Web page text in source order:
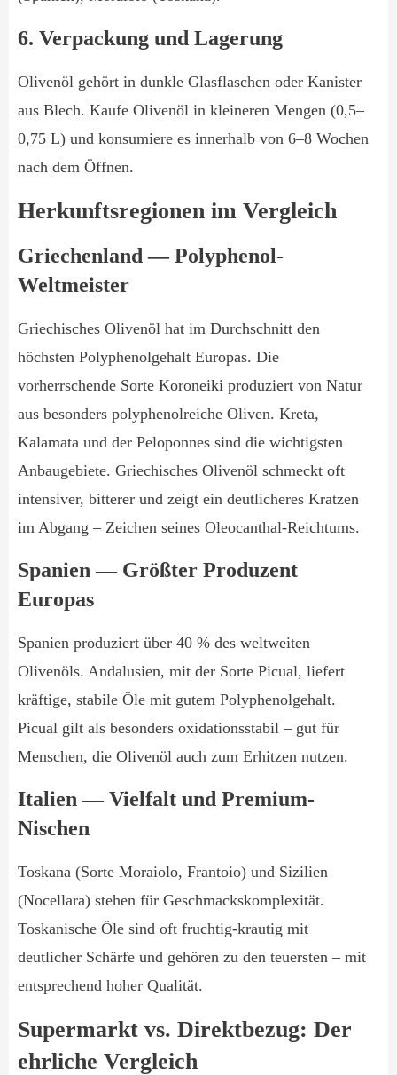
6. Verpackung und Lagerung
Olivenöl gehört in dunkle Glasflaschen oder Kanister
aus Blech. Kaufe Olivenöl in kleineren Mengen (0,5–
0,75 L) und konsumiere es innerhalb von 6–8 Wochen
nach dem Öffnen.
Herkunftsregionen im Vergleich
Griechenland — Polyphenol-
Weltmeister
Griechisches Olivenöl hat im Durchschnitt den
höchsten Polyphenolgehalt Europas. Die
vorherrschende Sorte Koroneiki produziert von Natur
aus besonders polyphenolreiche Oliven. Kreta,
Kalamata und der Peloponnes sind die wichtigsten
Anbaugebiete. Griechisches Olivenöl schmeckt oft
intensiver, bitterer und zeigt ein deutlicheres Kratzen
im Abgang – Zeichen seines Oleocanthal-Reichtums.
Spanien — Größter Produzent
Europas
Spanien produziert über 40 % des weltweiten
Olivenöls. Andalusien, mit der Sorte Picual, liefert
kräftige, stabile Öle mit gutem Polyphenolgehalt.
Picual gilt als besonders oxidationsstabil – gut für
Menschen, die Olivenöl auch zum Erhitzen nutzen.
Italien — Vielfalt und Premium-
Nischen
Toskana (Sorte Moraiolo, Frantoio) und Sizilien
(Nocellara) stehen für Geschmackskomplexität.
Toskanische Öle sind oft fruchtig-krautig mit
deutlicher Schärfe und gehören zu den teuersten – mit
entsprechend hoher Qualität.
Supermarkt vs. Direktbezug: Der
ehrliche Vergleich